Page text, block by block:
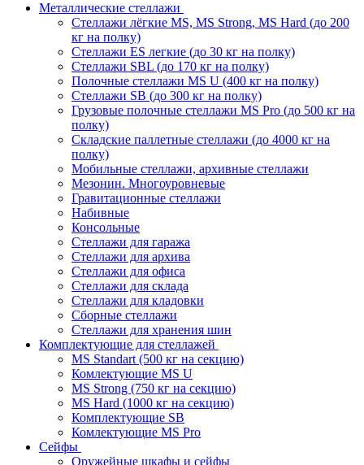
Металлические стеллажи
Стеллажи лёгкие MS, MS Strong, MS Hard (до 200
кг на полку)
Стеллажи ES легкие (до 30 кг на полку)
Стеллажи SBL (до 170 кг на полку)
Полочные стеллажи MS U (400 кг на полку)
Стеллажи SB (до 300 кг на полку)
Грузовые полочные стеллажи MS Pro (до 500 кг на
полку)
Складские паллетные стеллажи (до 4000 кг на
полку)
Мобильные стеллажи, архивные стеллажи
Мезонин. Многоуровневые
Гравитационные стеллажи
Набивные
Консольные
Стеллажи для гаража
Стеллажи для архива
Стеллажи для офиса
Стеллажи для склада
Стеллажи для кладовки
Сборные стеллажи
Стеллажи для хранения шин
Комплектующие для стеллажей
MS Standart (500 кг на секцию)
Комлектующие MS U
MS Strong (750 кг на секцию)
MS Hard (1000 кг на секцию)
Комплектующие SB
Комлектующие MS Pro
Сейфы
Оружейные шкафы и сейфы